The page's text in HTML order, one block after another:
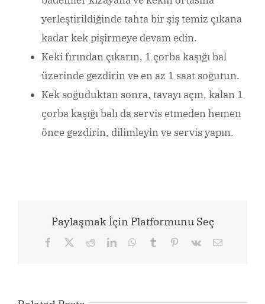
yerleştirildiğinde tahta bir şiş temiz çıkana
kadar kek pişirmeye devam edin.
Keki fırından çıkarın, 1 çorba kaşığı bal
üzerinde gezdirin ve en az 1 saat soğutun.
Kek soğuduktan sonra, tavayı açın, kalan 1
çorba kaşığı balı da servis etmeden hemen
önce gezdirin, dilimleyin ve servis yapın.
Paylaşmak İçin Platformunu Seç
Facebook RedditLinkedInWhatsApp
Tumblr Pinterest
Vk Email